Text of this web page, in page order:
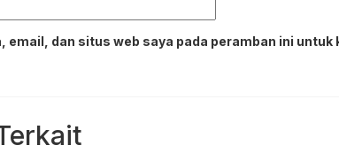
email, dan situs web saya pada peramban ini